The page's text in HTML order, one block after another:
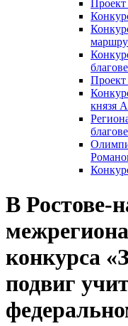
Проект
Проект
князя
В Ростове-
конкурса
подвиг